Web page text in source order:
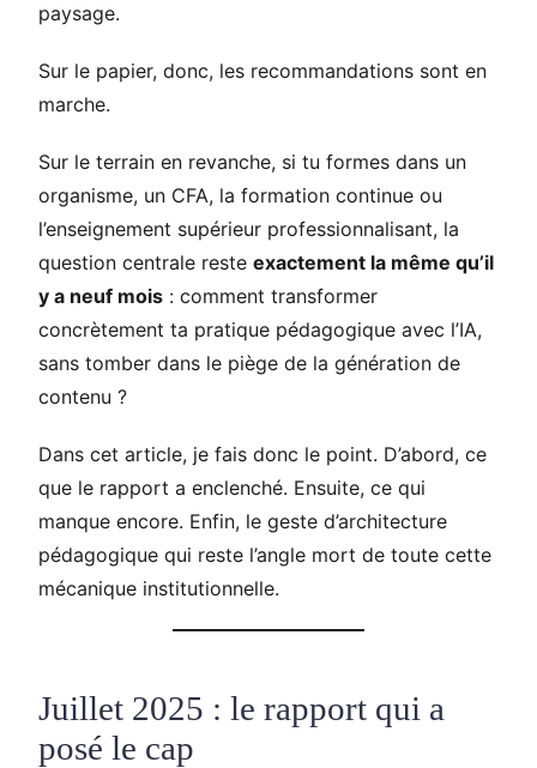
paysage.
Sur le papier, donc, les recommandations sont en
marche.
Sur le terrain en revanche, si tu formes dans un
organisme, un CFA, la formation continue ou
l’enseignement supérieur professionnalisant, la
question centrale reste exactement la même qu’il
y a neuf mois : comment transformer
concrètement ta pratique pédagogique avec l’IA,
sans tomber dans le piège de la génération de
contenu ?
Dans cet article, je fais donc le point. D’abord, ce
que le rapport a enclenché. Ensuite, ce qui
manque encore. Enfin, le geste d’architecture
pédagogique qui reste l’angle mort de toute cette
mécanique institutionnelle.
Juillet 2025 : le rapport qui a
posé le cap